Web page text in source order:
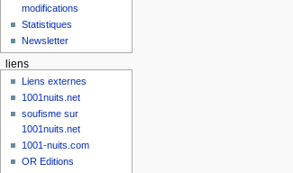
modifications
Statistiques
Newsletter
liens
Liens externes
1001nuits.net
soufisme sur
1001nuits.net
1001-nuits.com
OR Editions